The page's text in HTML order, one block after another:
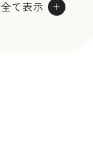
全て表示